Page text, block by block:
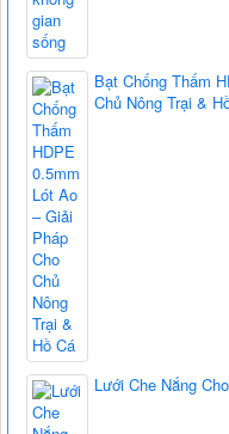
Bạt Chống Thấm
Chủ Nông Trại &
Lưới Che Nắng